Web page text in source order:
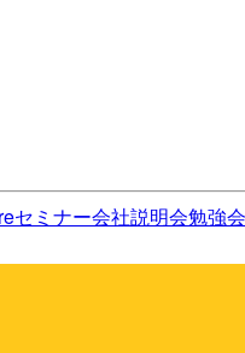
セミナー会社説明会勉強会